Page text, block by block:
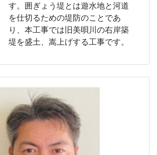
す。囲ぎょう堤とは遊水地と河道
を仕切るための堤防のことであ
り、本工事では旧美唄川の右岸築
堤を盛土、嵩上げする工事です。